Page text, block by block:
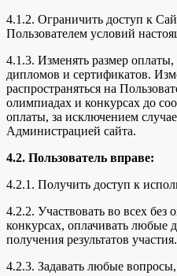
4.1.2. Ограничить доступ к
Пользователем условий
4.1.3. Изменять размер
дипломов и сертификатов.
распространяться на
олимпиадах и конкурсах до
оплаты, за исключением
Администрацией сайта.
4.2. Пользователь вправе:
4.2.1. Получить доступ к
4.2.2. Участвовать во всех без
конкурсах, оплачивать любые
получения результатов участия.
4.2.3. Задавать любые